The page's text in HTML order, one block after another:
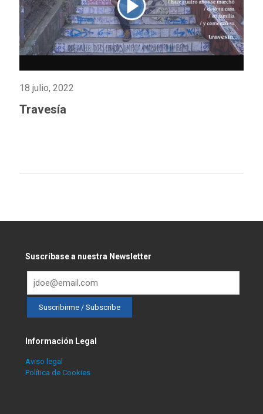
18 julio, 2022
Travesía
Suscríbase a nuestra Newsletter
Información Legal
Aviso legal
Política de Cookies